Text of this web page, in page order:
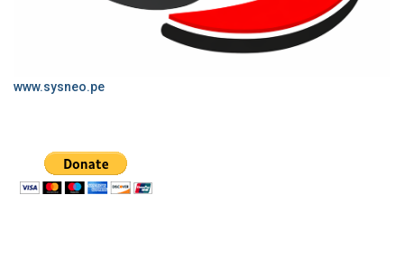
www.sysneo.pe